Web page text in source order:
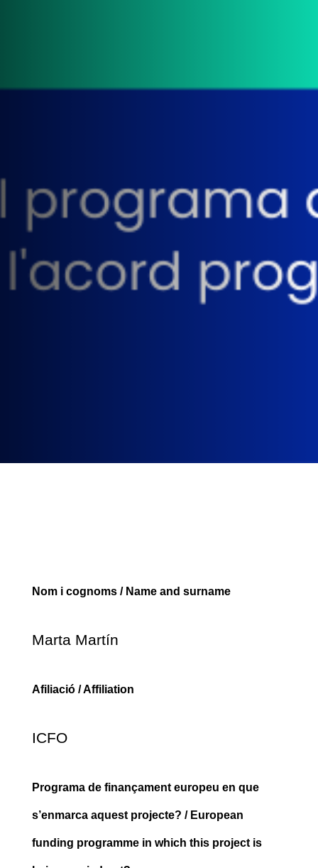
Nom i cognoms / Name and surname
Marta Martín
Afiliació / Affiliation
ICFO
Programa de finançament europeu en que
s’enmarca aquest projecte? / European
funding programme in which this project is